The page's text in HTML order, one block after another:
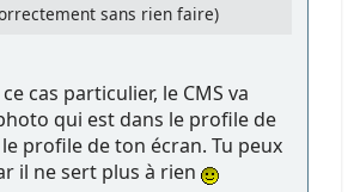
sans rien faire)
cas particulier, le CMS va
qui est dans le profile de
profile de ton écran. Tu peux
il ne sert plus à rien